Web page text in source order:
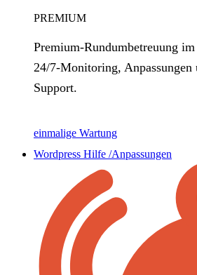
PREMIUM
Premium‑Rundumbetreuung im
24/7‑Monitoring,
Support.
einmalige Wartung
Wordpress Hilfe /Anpassungen